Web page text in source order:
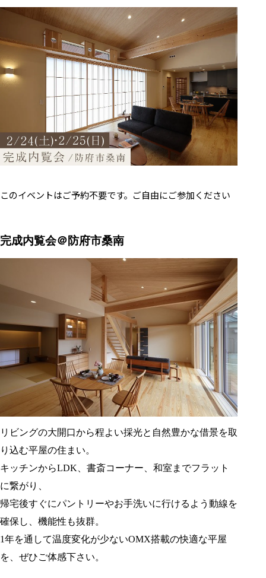
このイベントはご予約不要です。ご自由にご参加ください
完成内覧会＠防府市桑南
リビングの大開口から程よい採光と自然豊かな借景を取
り込む平屋の住まい。
キッチンからLDK、書斎コーナー、和室までフラット
に繋がり、
帰宅後すぐにパントリーやお手洗いに行けるよう動線を
確保し、機能性も抜群。
1年を通して温度変化が少ないOMX搭載の快適な平屋
を、ぜひご体感下さい。